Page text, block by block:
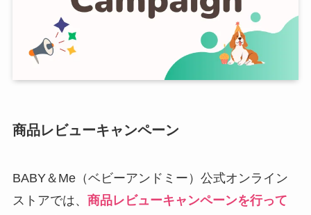
商品レビューキャンペーン
BABY＆Me（ベビーアンドミー）公式オンライン
ストアでは、 商品レビューキャンペーンを行って